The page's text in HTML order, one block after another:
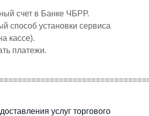
счет в Банке ЧБРР.
способ установки сервиса
кассе).
платежи.
услуг торгового